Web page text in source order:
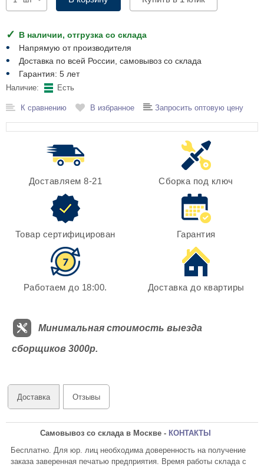
В наличии, отгрузка со склада
Напрямую от производителя
Доставка по всей России, самовывоз со склада
Гарантия: 5 лет
Наличие: Есть
К сравнению В избранное Запросить оптовую цену
Доставляем 8-21 Сборка под ключ
Товар сертифицирован Гарантия
Работаем до 18:00. Доставка до квартиры
Минимальная стоимость выезда
сборщиков 3000р.
Доставка Отзывы
Самовывоз со склада в Москве - КОНТАКТЫ
Бесплатно. Для юр. лиц необходима доверенность на получение
заказа заверенная печатью предприятия. Время работы склада с
Комплектующие для шкафов